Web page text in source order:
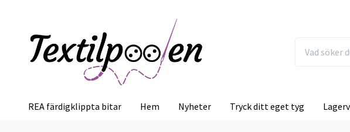
REA färdigklippta bitar Hem Nyheter Tryck ditt eget tyg